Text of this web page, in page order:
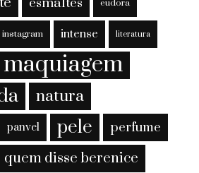
eudora
instagram intense literatura
maquiagem
natura
panvel pele perfume
quem disse berenice